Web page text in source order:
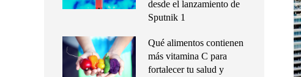
desde el lanzamiento de
Sputnik 1
Qué alimentos contienen
más vitamina C para
fortalecer tu salud y